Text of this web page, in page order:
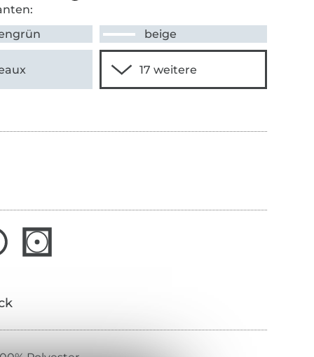
beige